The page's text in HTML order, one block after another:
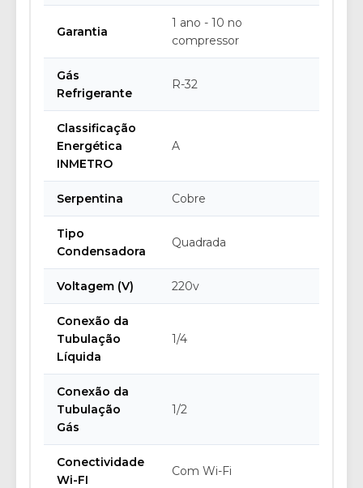
Garantia
1 ano - 10 no
compressor
Gás
Refrigerante
R-32
Classificação
Energética
INMETRO
A
Serpentina Cobre
Tipo
Condensadora
Quadrada
Voltagem (V) 220v
Conexão da
Tubulação
Líquida
1/4
Conexão da
Tubulação
Gás
1/2
Conectividade
Wi-FI
Com Wi-Fi